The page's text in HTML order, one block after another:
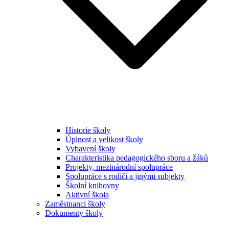
Historie školy
Úplnost a velikost školy
Vybavení školy
Charakteristika pedagogického sboru a žáků
Projekty, mezinárodní spolupráce
Spolupráce s rodiči a jinými subjekty
Školní knihovny
Aktivní škola
Zaměstnanci školy
Dokumenty školy